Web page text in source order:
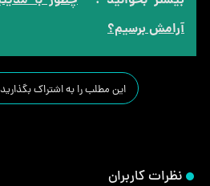
آرامش برسیم؟
این مطلب را به اشتراک بگذارید
نظرات کاربران